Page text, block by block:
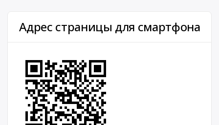
Адрес страницы для смартфона